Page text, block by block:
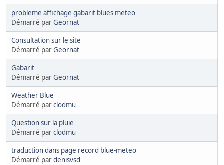
probleme affichage gabarit blues meteo
Démarré parGeornat
Consultation sur le site
Démarré parGeornat
Gabarit
Démarré parGeornat
Weather Blue
Démarré parclodmu
Question sur la pluie
Démarré parclodmu
traduction dans page record blue-meteo
Démarré pardenisvsd